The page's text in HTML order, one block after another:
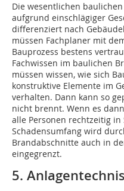
Die wesentlichen
aufgrund einschlägiger
differenziert nach
müssen Fachplaner mit
Bauprozess bestens
Fachwissen im baulichen
müssen wissen, wie sich
konstruktive Elemente im
verhalten. Dann kann so
nicht brennt. Wenn es
alle Personen rechtzeitig
Schadensumfang wird
Brandabschnitte auch in
eingegrenzt.
5.